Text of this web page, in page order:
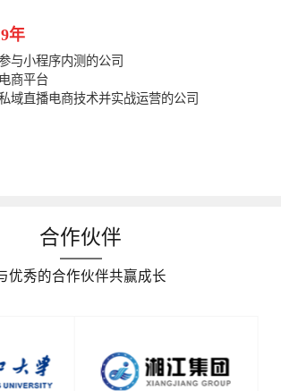
年
与小程序内测的公司
商平台
域直播电商技术并实战运营的公司
合作伙伴
优秀的合作伙伴共赢成长